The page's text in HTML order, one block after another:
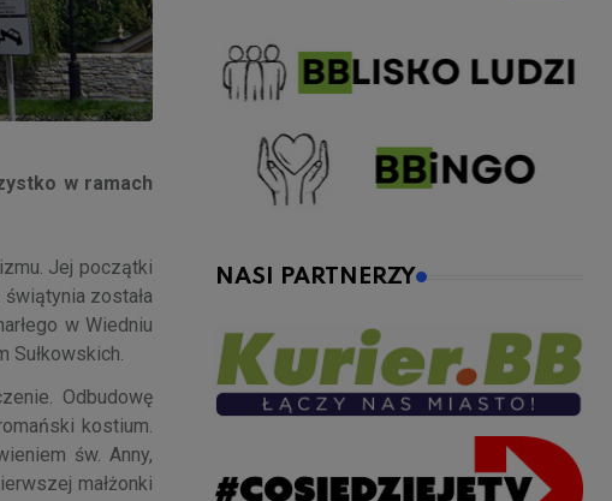
w ramach
Jej początki
została
w Wiedniu
Sułkowskich.
Odbudowę
kostium.
św. Anny,
małżonki
NASI PARTNERZY